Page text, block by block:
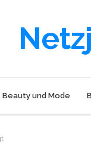
Beauty und Mode